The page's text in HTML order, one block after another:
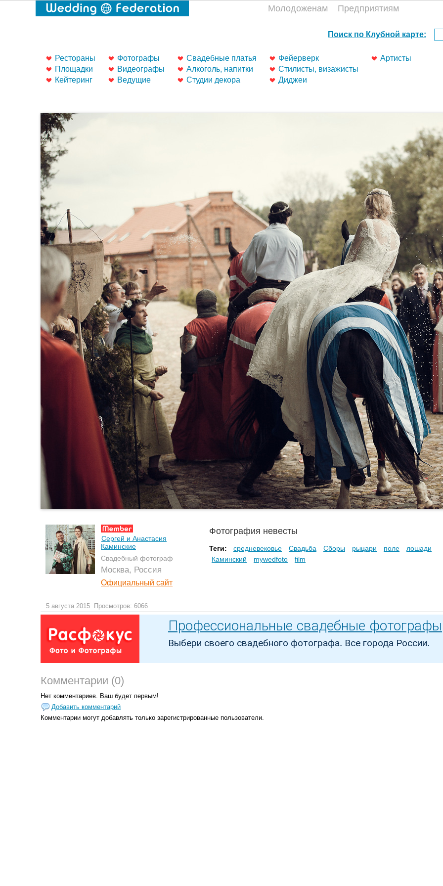
Молодоженам Предприятиям
Рестораны
Площадки
Кейтеринг
Фотографы
Видеографы
Ведущие
Свадебные платья
Алкоголь, напитки
Студии декора
Фейерверк
Стилисты, визажисты
Диджеи
Артисты
Сергей и Анастасия
Каминские
Свадебный фотограф
Москва, Россия
Официальный сайт
Фотография невесты
Теги: средневековье Свадьба Сборы рыцари поле
лошади
Каминский
mywedfoto film
5 августа 2015 Просмотров: 6066
Комментарии (0)
Нет комментариев. Ваш будет первым!
Добавить комментарий
Комментарии могут добавлять только зарегистрированные пользователи.